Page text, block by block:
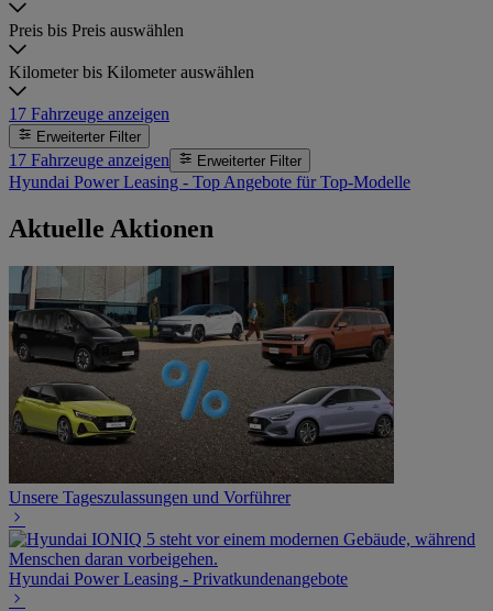
Preis bis Preis auswählen
Kilometer bis Kilometer auswählen
17 Fahrzeuge anzeigen
Erweiterter Filter
17 Fahrzeuge anzeigen Erweiterter Filter
Hyundai Power Leasing - Top Angebote für Top-Modelle
Aktuelle Aktionen
Unsere Tageszulassungen und Vorführer
Hyundai Power Leasing - Privatkundenangebote